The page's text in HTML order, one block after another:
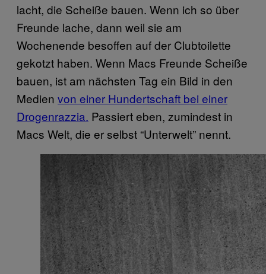
lacht, die Scheiße bauen. Wenn ich so über
Freunde lache, dann weil sie am
Wochenende besoffen auf der Clubtoilette
gekotzt haben. Wenn Macs Freunde Scheiße
bauen, ist am nächsten Tag ein Bild in den
Medien von einer Hundertschaft bei einer
Drogenrazzia. Passiert eben, zumindest in
Macs Welt, die er selbst “Unterwelt” nennt.